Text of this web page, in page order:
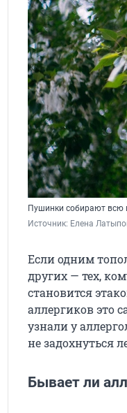
Пушинки собирают всю
Источник: Елена
Если одним
других — тех,
становится
аллергиков это
узнали у
не задохнуться
Бывает ли